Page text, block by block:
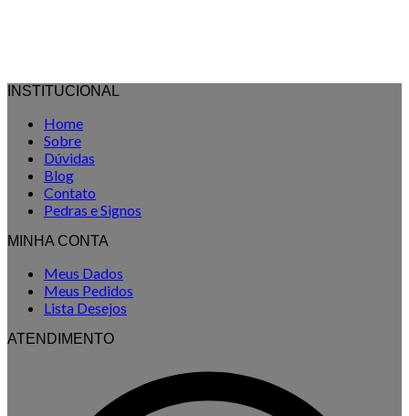
INSTITUCIONAL
Home
Sobre
Dúvidas
Blog
Contato
Pedras e Signos
MINHA CONTA
Meus Dados
Meus Pedidos
Lista Desejos
ATENDIMENTO